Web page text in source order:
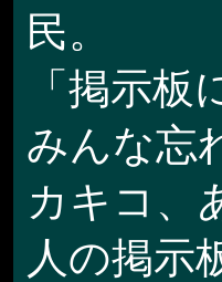
民。
「掲示
みんな忘
カキコ、
人の掲示